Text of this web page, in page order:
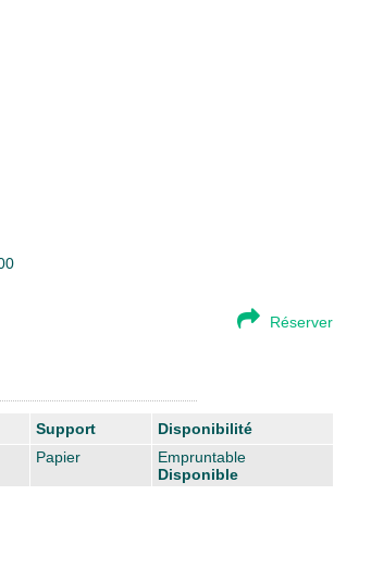
Réserver
Support
Disponibilité
Papier
Empruntable
Disponible